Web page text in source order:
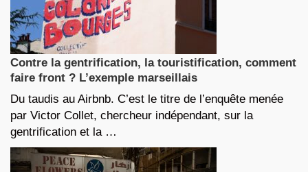
Contre la gentrification, la touristification, comment
faire front ? L’exemple marseillais
Du taudis au Airbnb. C’est le titre de l’enquête menée
par Victor Collet, chercheur indépendant, sur la
gentrification et la …